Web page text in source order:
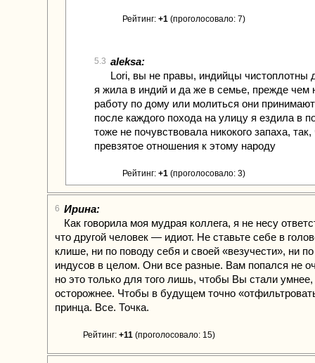
Рейтинг: +1 (проголосовало: 7)
5.3 aleksa:
Lori, вы не правы, индийцы чистоплотны
я жила в индий и да же в семье, прежде чем
работу по дому или молиться они
после каждого похода на улицу я ездила в
тоже не почувствовала никокого запаха, так,
превзятое отношения к этому народу
Рейтинг: +1 (проголосовало: 3)
6 Ирина:
Как говорила моя мудрая коллега, я не несу
что другой человек — идиот. Не ставьте себе в
клише, ни по поводу себя и своей «везучести», ни
индусов в целом. Они все разные. Вам попался не
но это только для того лишь, чтобы Вы стали
осторожнее. Чтобы в будущем точно
принца. Все. Точка.
Рейтинг: +11 (проголосовало: 15)